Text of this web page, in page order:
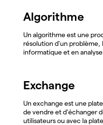
Algorithme
Un algorithme est une
résolution d'un problème,
informatique et en
Exchange
Un exchange est une
de vendre et d'échanger
utilisateurs ou avec la